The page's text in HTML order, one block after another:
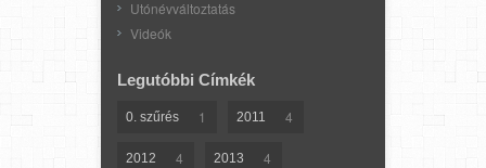
Utónévváltoztatás
Videók
Legutóbbi Címkék
0. szűrés 1 2011 4
2012 4 2013 4